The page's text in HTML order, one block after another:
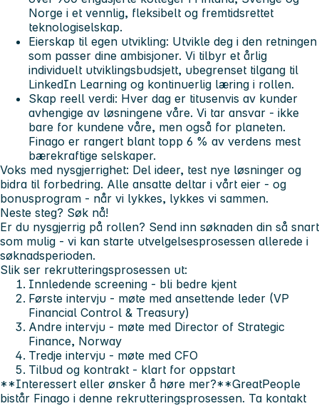
Norge i et vennlig, fleksibelt og fremtidsrettet
teknologiselskap.
Eierskap til egen utvikling: Utvikle deg i den retningen
som passer dine ambisjoner. Vi tilbyr et årlig
individuelt utviklingsbudsjett, ubegrenset tilgang til
LinkedIn Learning og kontinuerlig læring i rollen.
Skap reell verdi: Hver dag er titusenvis av kunder
avhengige av løsningene våre. Vi tar ansvar - ikke
bare for kundene våre, men også for planeten.
Finago er rangert blant topp 6 % av verdens mest
bærekraftige selskaper.
Voks med nysgjerrighet: Del ideer, test nye løsninger og
bidra til forbedring. Alle ansatte deltar i vårt eier - og
bonusprogram - når vi lykkes, lykkes vi sammen.
Neste steg? Søk nå!
Er du nysgjerrig på rollen? Send inn søknaden din så snart
som mulig - vi kan starte utvelgelsesprosessen allerede i
søknadsperioden.
Slik ser rekrutteringsprosessen ut:
Innledende screening - bli bedre kjent
Første intervju - møte med ansettende leder (VP
Financial Control & Treasury)
Andre intervju - møte med Director of Strategic
Finance, Norway
Tredje intervju - møte med CFO
Tilbud og kontrakt - klart for oppstart
**Interessert eller ønsker å høre mer?**GreatPeople
bistår Finago i denne rekrutteringsprosessen. Ta kontakt